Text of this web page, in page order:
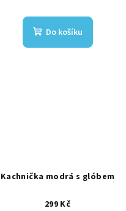
Do košíku
Kachnička modrá s glóbem
299 Kč